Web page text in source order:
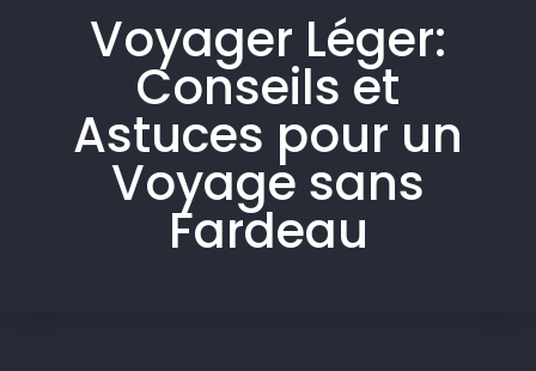
Voyager Léger:
Conseils et
Astuces pour un
Voyage sans
Fardeau